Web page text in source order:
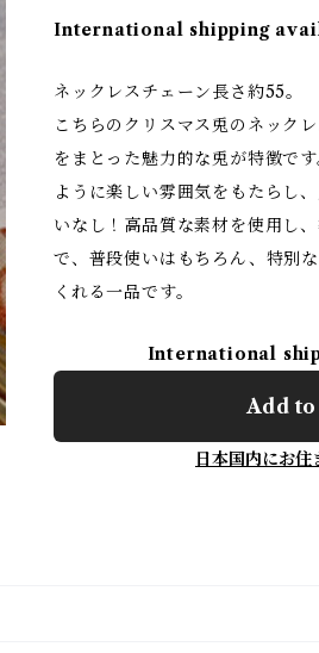
International shipping
ネックレスチェーン長さ約55。
こちらのクリスマス兎のネック
をまとった魅力的な兎が特徴で
ように楽しい雰囲気をもたらし
いなし！高品質な素材を使用し
で、普段使いはもちろん、特別
くれる一品です。
International
Add
日本国内にお住